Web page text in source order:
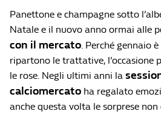
Panettone e champagne sotto
Natale e il nuovo anno ormai alle
con il mercato. Perché gennaio
ripartono le trattative, l’occasione
le rose. Negli ultimi anni la
calciomercato ha regalato
anche questa volta le sorprese